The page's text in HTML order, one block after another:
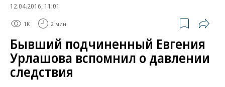
12.04.2016, 11:01
1K 2 мин.
Бывший подчиненный Евгения
Урлашова вспомнил о давлении
следствия